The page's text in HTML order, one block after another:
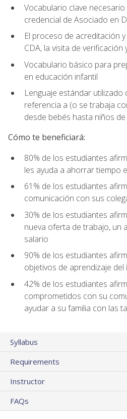
Vocabulario clave
credencial de Asociado en
El proceso de acreditación
CDA, la visita de verificación
Vocabulario básico para
en educación infantil
Lenguaje estándar utilizado
referencia a (o se trabaja
desde bebés hasta niños
Cómo te beneficiará:
80% de los estudiantes
les ayuda a ahorrar tiempo
61% de los estudiantes
comunicación con sus
30% de los estudiantes
nueva oferta de trabajo, un
salario
90% de los estudiantes
objetivos de aprendizaje
42% de los estudiantes
comprometidos con su
ayudar a su familia con las
Syllabus
Requirements
Instructor
FAQs